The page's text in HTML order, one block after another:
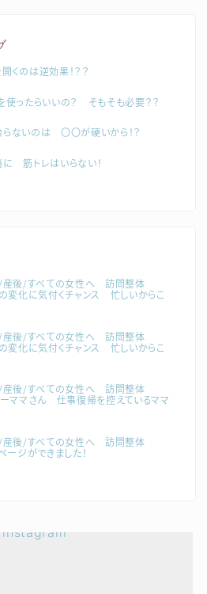
のは逆効果！？？
使ったらいいの？ そもそも必要？？
ないのは 〇〇が硬いから！？
筋トレはいらない！
産後/すべての女性へ 訪問整体
化に気付くチャンス 忙しいからこ
産後/すべての女性へ 訪問整体
化に気付くチャンス 忙しいからこ
産後/すべての女性へ 訪問整体
マさん 仕事復帰を控えているママ
産後/すべての女性へ 訪問整体
ジができました！